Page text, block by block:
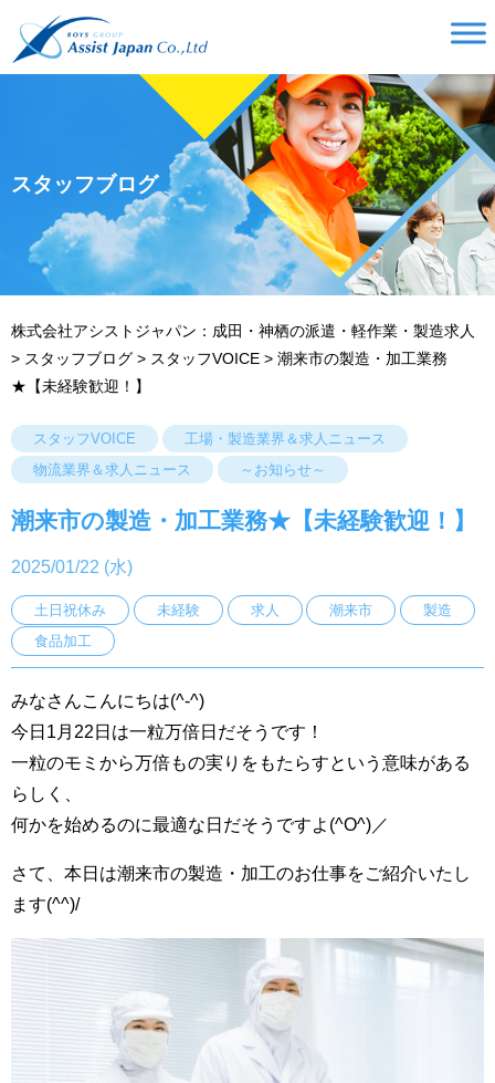
スタッフブログ
株式会社アシストジャパン：成田・神栖の派遣・軽作業・製造求人
> スタッフブログ > スタッフVOICE > 潮来市の製造・加工業務
★【未経験歓迎！】
スタッフVOICE
工場・製造業界＆求人ニュース
物流業界＆求人ニュース
～お知らせ～
潮来市の製造・加工業務★【未経験歓迎！】
2025/01/22 (水)
土日祝休み 未経験 求人 潮来市
製造
食品加工
みなさんこんにちは(^-^)
今日1月22日は一粒万倍日だそうです！
一粒のモミから万倍もの実りをもたらすという意味がある
らしく、
何かを始めるのに最適な日だそうですよ(^O^)／
さて、本日は潮来市の製造・加工のお仕事をご紹介いたし
ます(^^)/